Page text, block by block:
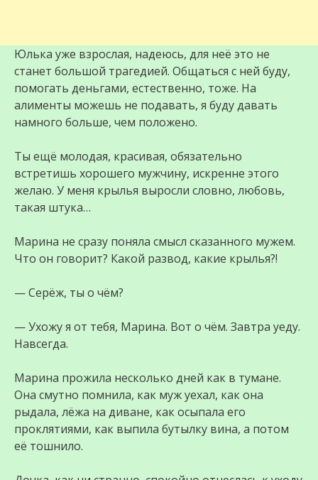
Юлька уже взрослая, надеюсь, для неё это не
станет большой трагедией. Общаться с ней буду,
помогать деньгами, естественно, тоже. На
алименты можешь не подавать, я буду давать
намного больше, чем положено.
Ты ещё молодая, красивая, обязательно
встретишь хорошего мужчину, искренне этого
желаю. У меня крылья выросли словно, любовь,
такая штука…
Марина не сразу поняла смысл сказанного мужем.
Что он говорит? Какой развод, какие крылья?!
— Серёж, ты о чём?
— Ухожу я от тебя, Марина. Вот о чём. Завтра уеду.
Навсегда.
Марина прожила несколько дней как в тумане.
Она смутно помнила, как муж уехал, как она
рыдала, лёжа на диване, как осыпала его
проклятиями, как выпила бутылку вина, а потом
её тошнило.